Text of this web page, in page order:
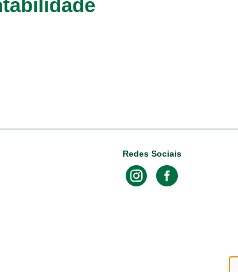
Redes Sociais